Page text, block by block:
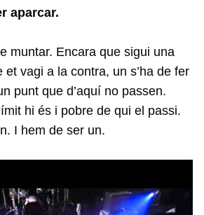
aparcar.
muntar. Encara que sigui una
et vagi a la contra, un s’ha de fer
punt que d’aquí no passen.
hi és i pobre de qui el passi.
I hem de ser un.